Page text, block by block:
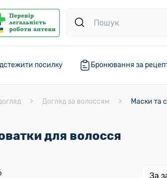
посилку Бронювання за
Догляд за волоссям Маски та
для волосся